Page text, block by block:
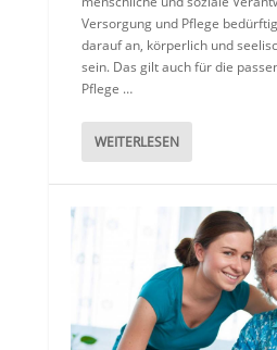
Versorgung und Pflege
darauf an, körperlich und
sein. Das gilt auch für die
Pflege …
WEITERLESEN